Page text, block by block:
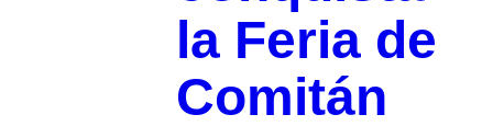
la Feria de
Comitán